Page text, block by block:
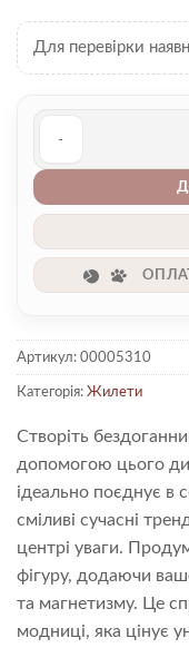
Для перевірки
Артикул: 00005310
Категорія: Жилети
Створіть
допомогою цього
ідеально поєднує в
сміливі сучасні
центрі уваги.
фігуру, додаючи
та магнетизму. Це
модниці, яка цінує